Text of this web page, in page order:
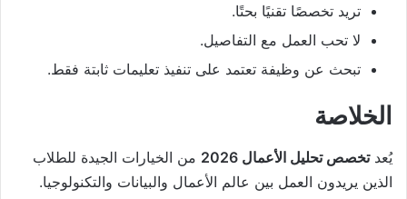
تريد تخصصًا تقنيًا بحتًا.
لا تحب العمل مع التفاصيل.
تبحث عن وظيفة تعتمد على تنفيذ تعليمات ثابتة فقط.
الخلاصة
يُعدتخصص تحليل الأعمال 2026
من الخيارات الجيدة للطلاب
الذين يريدون العمل بين عالم الأعمال والبيانات والتكنولوجيا.